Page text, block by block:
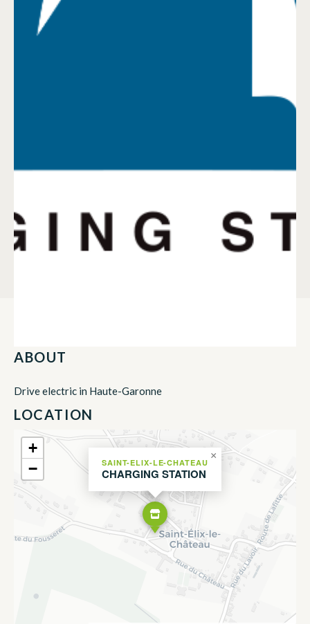
ABOUT
Drive electric in Haute-Garonne
LOCATION
SAINT-ELIX-LE-CHATEAU
CHARGING STATION
×
+
−